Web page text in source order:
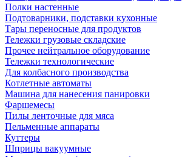
Полки настенные
Подтоварники, подставки кухонные
Тары переносные для продуктов
Тележки грузовые складские
Прочее нейтральное оборудование
Тележки технологические
Для колбасного производства
Котлетные автоматы
Машина для нанесения панировки
Фаршемесы
Пилы ленточные для мяса
Пельменные аппараты
Куттеры
Шприцы вакуумные